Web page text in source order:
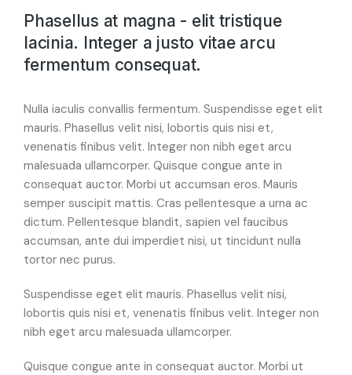
Phasellus at magna - elit tristique
lacinia. Integer a justo vitae arcu
fermentum consequat.
Nulla iaculis convallis fermentum. Suspendisse eget elit
mauris. Phasellus velit nisi, lobortis quis nisi et,
venenatis finibus velit. Integer non nibh eget arcu
malesuada ullamcorper. Quisque congue ante in
consequat auctor. Morbi ut accumsan eros. Mauris
semper suscipit mattis. Cras pellentesque a urna ac
dictum. Pellentesque blandit, sapien vel faucibus
accumsan, ante dui imperdiet nisi, ut tincidunt nulla
tortor nec purus.
Suspendisse eget elit mauris. Phasellus velit nisi,
lobortis quis nisi et, venenatis finibus velit. Integer non
nibh eget arcu malesuada ullamcorper.
Quisque congue ante in consequat auctor. Morbi ut